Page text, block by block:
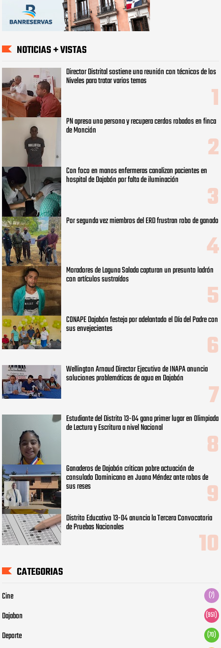
NOTICIAS + VISTAS
Director Distrital sostiene una reunión con técnicos de los
Niveles para tratar varios temas
PN apresa una persona y recupera cerdos robados en finca
de Monción
Con foco en manos enfermeras canalizan pacientes en
hospital de Dajabón por falta de iluminación
Por segunda vez miembros del ERD frustran robo de ganado
Moradores de Laguna Salada capturan un presunto ladrón
con artículos sustraídos
CONAPE Dajabón festeja por adelantado el Día del Padre con
sus envejecientes
Wellington Arnaud Director Ejecutivo de INAPA anuncia
soluciones problemáticas de agua en Dajabón
Estudiante del Distrito 13-04 gana primer lugar en Olimpiada
de Lectura y Escritura a nivel Nacional
Ganaderos de Dajabón critican pobre actuación de
consulado Dominicano en Juana Méndez ante robos de
sus reses
Distrito Educativo 13-04 anuncia la Tercera Convocatoria
de Pruebas Nacionales
CATEGORIAS
Cine (7)
Dajabon (951)
Deporte (70)